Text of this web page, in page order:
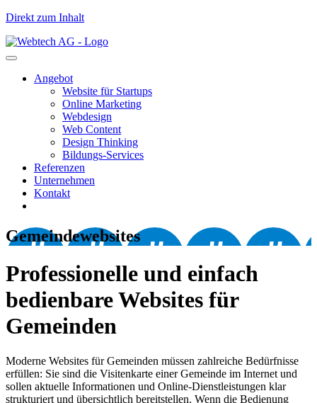
Direkt zum Inhalt
Angebot
Website für Startups
Online Marketing
Webdesign
Web Content
Design Thinking
Bildungs-Services
Referenzen
Unternehmen
Kontakt
Gemeindewebsites
Professionelle und einfach
bedienbare Websites für
Gemeinden
Moderne Websites für Gemeinden müssen zahlreiche Bedürfnisse
erfüllen: Sie sind die Visitenkarte einer Gemeinde im Internet und
sollen aktuelle Informationen und Online-Dienstleistungen klar
strukturiert und übersichtlich bereitstellen. Wenn die Bedienung